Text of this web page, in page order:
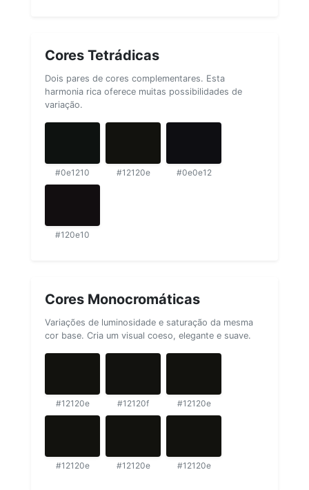
Cores Tetrádicas
Dois pares de cores complementares. Esta
harmonia rica oferece muitas possibilidades de
variação.
#0e1210 #12120e #0e0e12
#120e10
Cores Monocromáticas
Variações de luminosidade e saturação da mesma
cor base. Cria um visual coeso, elegante e suave.
#12120e #12120f #12120e
#12120e #12120e #12120e